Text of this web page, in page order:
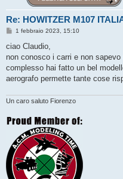
Re: HOWITZER M107
M
s
a
g
i
1 febbraio 2023, 15:10
ciao Claudio,
non conosco i carri e non
complesso hai fatto un bel
aerografo permette tante cose
Un caro saluto Fiorenzo